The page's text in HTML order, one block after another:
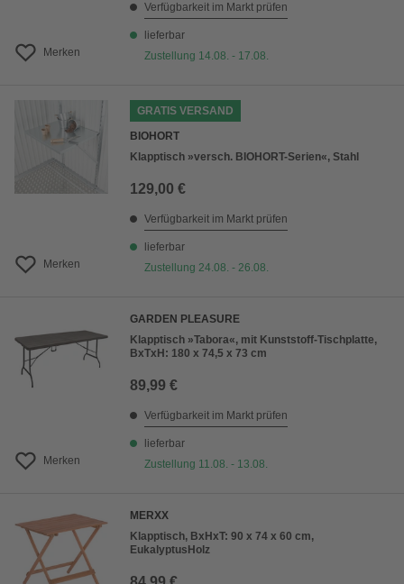
Merken
Verfügbarkeit im Markt prüfen
lieferbar
Zustellung 14.08. - 17.08.
Merken
GRATIS VERSAND
BIOHORT
Klapptisch »versch. BIOHORT-Serien«, Stahl
129,00 €
Verfügbarkeit im Markt prüfen
lieferbar
Zustellung 24.08. - 26.08.
Merken
GARDEN PLEASURE
Klapptisch »Tabora«, mit Kunststoff-Tischplatte,
BxTxH: 180 x 74,5 x 73 cm
89,99 €
Verfügbarkeit im Markt prüfen
lieferbar
Zustellung 11.08. - 13.08.
MERXX
Klapptisch, BxHxT: 90 x 74 x 60 cm,
EukalyptusHolz